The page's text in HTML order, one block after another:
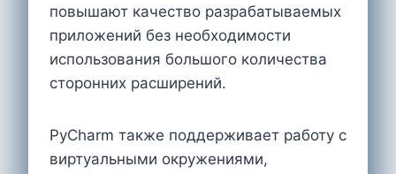
повышают качество разрабатываемых
приложений без необходимости
использования большого количества
сторонних расширений.
PyCharm также поддерживает работу с
виртуальными окружениями,